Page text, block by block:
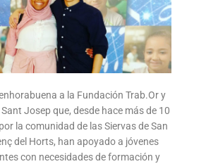
a la Fundación Trab.Or y
Sant Josep que, desde hace más de 10
la comunidad de las Siervas de San
del Horts, han apoyado a jóvenes
con necesidades de formación y